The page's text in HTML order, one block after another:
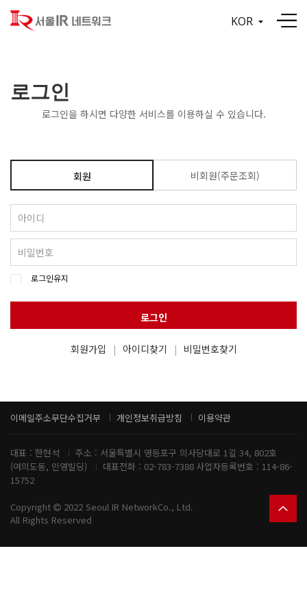
KOR
로그인
로그인을 하시면 다양한 서비스를 이용하실 수 있습니다.
회원 비회원(주문조회)
로그인유지
로그인
회원가입 아이디찾기 비밀번호찾기
이메일주소무단수집거부 개인정보취급방침 이용약관
대표 : 한현석
주소 : 서울특별시 영등포구 의사당대로 1길 34, 802호
(여의도동, 인영빌딩)
대표전화 : 02-783-7388 사업자등록번호 : 114-86-
15752
Copyright
2022 Seoul IR NetworkCo., Ltd.
All Rights Reserved